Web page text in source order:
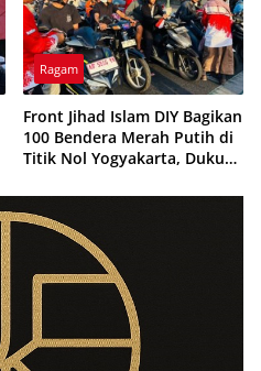
Ragam
Front Jihad Islam DIY Bagikan
100 Bendera Merah Putih di
Titik Nol Yogyakarta, Dukung